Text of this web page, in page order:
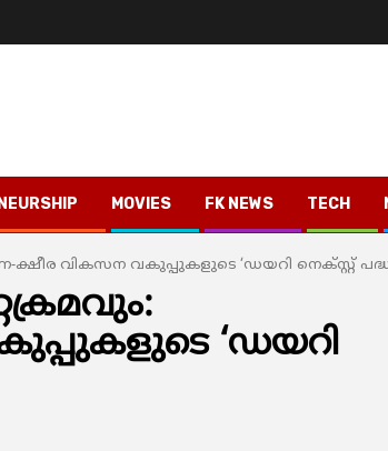
MOVIES FK NEWS TECH
വികസന വകുപ്പുകളുടെ ‘ഡയറി നെക്സ്റ്റ്
‘ഡയറി